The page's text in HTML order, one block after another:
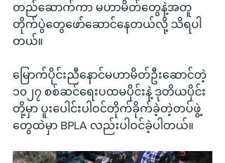
တည်ဆောက်ကာ မဟာမိတ်တွေနဲ့အတူ
တိုက်ပွဲတွေဖော်ဆောင်နေတယ်လို့ သိရပါ
တယ်။
မြောက်ပိုင်းညီနောင်မဟာမိတ်ဦးဆောင်တဲ့
၁၀၂၇ စစ်ဆင်ရေးပထမပိုင်းနဲ့ ဒုတိယပိုင်း
တို့မှာ ပူးပေါင်းပါဝင်တိုက်ခိုက်ခဲ့တဲ့တပ်ဖွဲ့
တွေထဲမှာ BPLA လည်းပါဝင်ခဲ့ပါတယ်။